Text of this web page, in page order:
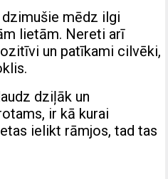
mēdz ilgi
lietām. Nereti arī
un patīkami cilvēki,
dziļāk un
ir kā kurai
ielikt rāmjos, tad tas